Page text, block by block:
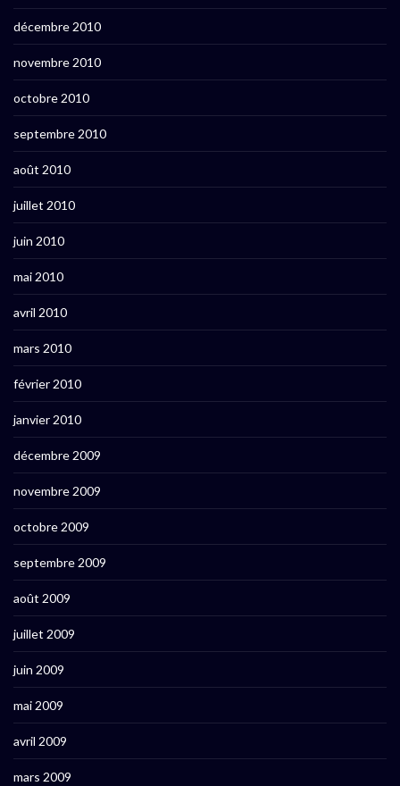
décembre 2010
novembre 2010
octobre 2010
septembre 2010
août 2010
juillet 2010
juin 2010
mai 2010
avril 2010
mars 2010
février 2010
janvier 2010
décembre 2009
novembre 2009
octobre 2009
septembre 2009
août 2009
juillet 2009
juin 2009
mai 2009
avril 2009
mars 2009